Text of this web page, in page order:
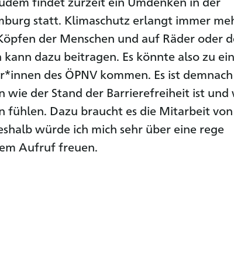
statt. Klimaschutz erlangt immer
der Menschen und auf Räder oder
kann dazu beitragen. Es könnte also zu
des ÖPNV kommen. Es ist demnach
wie der Stand der Barrierefreiheit ist und
fühlen. Dazu braucht es die Mitarbeit von
würde ich mich sehr über eine rege
Aufruf freuen.